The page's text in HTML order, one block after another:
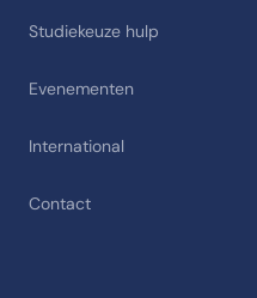
Studiekeuze hulp
Evenementen
International
Contact